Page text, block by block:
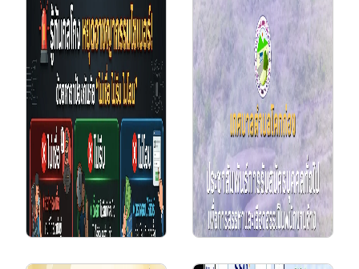
20 ก.ค. 2569
โครงการเพิ่ม
ประสิทธิภาพจัดเก็บภาษี
"บริการจัดเก็บภาษี
เคลื่อนที่ ประจำปี
2569"...